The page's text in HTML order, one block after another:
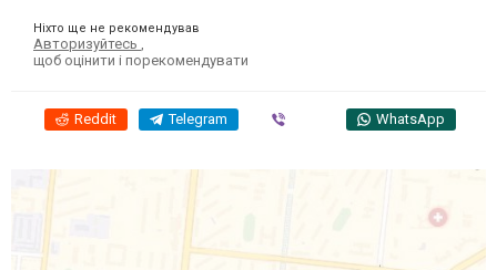
Ніхто ще не рекомендував
Авторизуйтесь
щоб оцінити і порекомендувати
Reddit Telegram WhatsApp